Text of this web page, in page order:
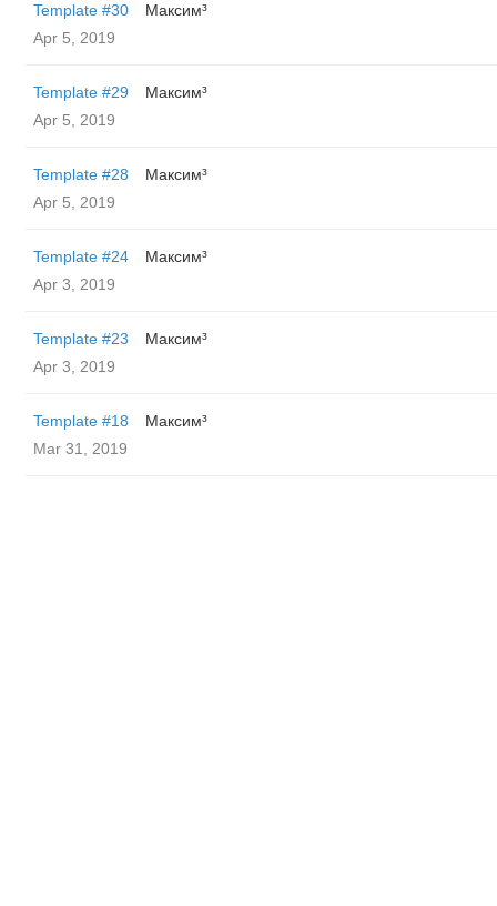
Template #30
Максим³
Apr 5, 2019
Template #29
Максим³
Apr 5, 2019
Template #28
Максим³
Apr 5, 2019
Template #24
Максим³
Apr 3, 2019
Template #23
Максим³
Apr 3, 2019
Template #18
Максим³
Mar 31, 2019